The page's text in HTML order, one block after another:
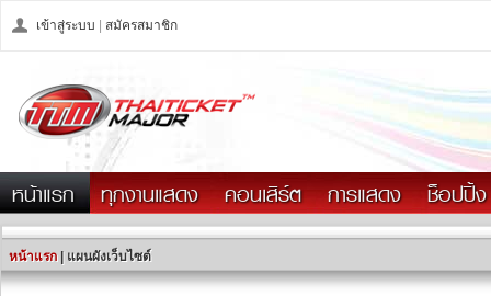
เข้าสู่ระบบ สมัครสมาชิก
หน้าแรก ทุกงานแสดง คอนเสิร์ต การแสดง ช็อปปิ้ง
หน้าแรก | แผนผังเว็บไซต์